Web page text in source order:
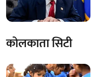
कोलकाता सिटी